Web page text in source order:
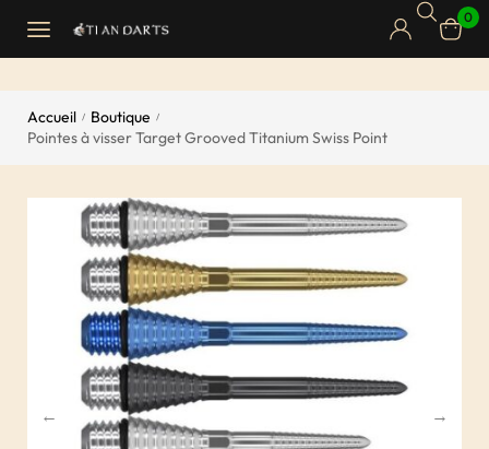
0
Accueil / Boutique /
Pointes à visser Target Grooved Titanium Swiss Point